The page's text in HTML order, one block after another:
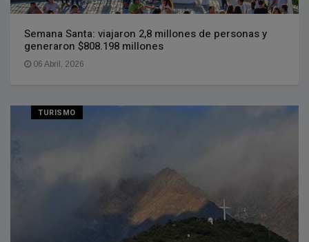
Semana Santa: viajaron 2,8 millones de personas y
generaron $808.198 millones
06 Abril, 2026
TURISMO